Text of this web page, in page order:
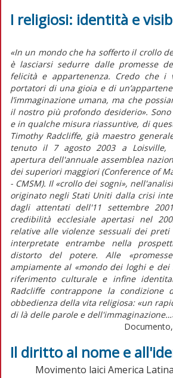
I religiosi: identità e
«In un mondo che ha sofferto il crollo
è lasciarsi sedurre dalle promesse
felicità e appartenenza. Credo che i
portatori di una gioia e di
l’immaginazione umana, ma che
il nostro più profondo desiderio».
e in qualche misura riassuntive, di
Timothy Radcliffe, già maestro
tenuto il 7 agosto 2003 a
apertura dell'annuale assemblea
dei superiori maggiori (Conference of
- CMSM). Il «crollo dei sogni»,
originato negli Stati Uniti dalla crisi
dagli attentati dell'11 settembre
credibilità ecclesiale apertasi nel
relative alle violenze sessuali dei
interpretate entrambe nella
distorto del potere. Alle
ampiamente al «mondo dei loghi e dei
riferimento culturale e infine
Radcliffe contrappone la condizione
obbedienza della vita religiosa: «un
di là delle parole e
Il diritto al nome e
Movimento laici America